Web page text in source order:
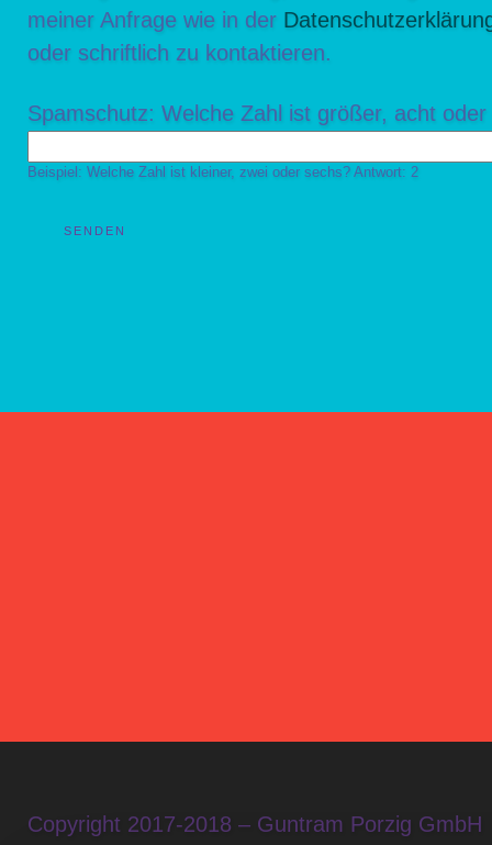
meiner Anfrage wie in der
oder schriftlich zu kontaktieren.
Spamschutz: Welche Zahl ist größer, acht
Beispiel: Welche Zahl ist kleiner, zwei oder sechs? Antwort: 2
Copyright 2017-2018 – Guntram Porzig GmbH